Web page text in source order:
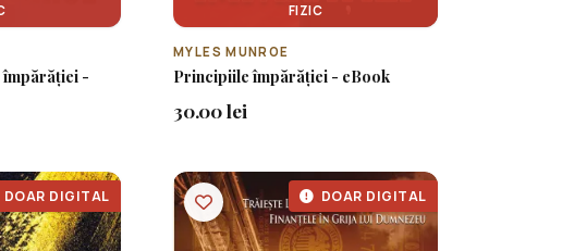
-
FIZIC
MYLES MUNROE
Principiile împărăției - eBook
30.00 lei
DOAR DIGITAL DOAR DIGITAL